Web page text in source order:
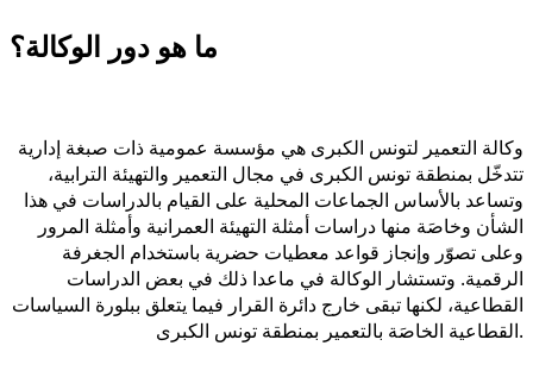
ما هو دور الوكالة؟
وكالة التعمير لتونس الكبرى هي مؤسسة عمومية ذات صبغة إدارية
تتدخّل بمنطقة تونس الكبرى في مجال التعمير والتهيئة الترابية،
وتساعد بالأساس الجماعات المحلية على القيام بالدراسات في هذا
الشأن وخاصَة منها دراسات أمثلة التهيئة العمرانية وأمثلة المرور
وعلى تصوّر وإنجاز قواعد معطيات حضرية باستخدام الجغرفة
الرقمية. وتستشار الوكالة في ماعدا ذلك في بعض الدراسات
القطاعية، لكنها تبقى خارج دائرة القرار فيما يتعلق ببلورة السياسات
القطاعية الخاصَة بالتعمير بمنطقة تونس الكبرى.